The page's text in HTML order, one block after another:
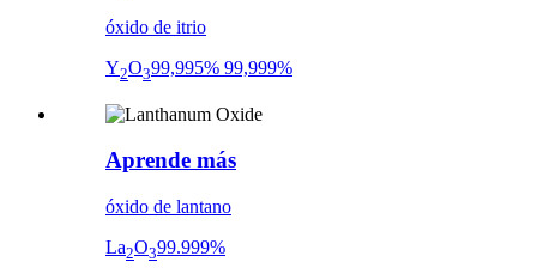
óxido de itrio
Y2O399,995% 99,999%
Aprende más
óxido de lantano
La2O399.999%